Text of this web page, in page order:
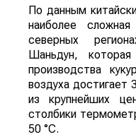
По данным
наиболее
северных
Шаньдун,
производства
воздуха достигает
из крупнейших
столбики
50 °C.